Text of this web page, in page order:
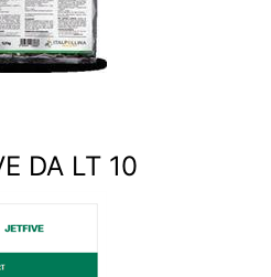
DA LT 10